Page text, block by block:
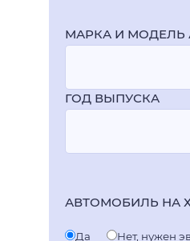
МАРКА И МОДЕЛЬ
ГОД ВЫПУСКА
АВТОМОБИЛЬ НА
Да Нет, нужен